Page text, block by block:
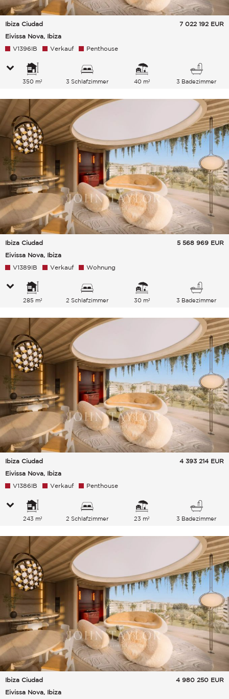
Ibiza Ciudad
Eivissa Nova, Ibiza
7 022 192 EUR
V1396IB Verkauf Penthouse
350 m² 3 Schlafzimmer 40 m² 3 Badezimmer
Ibiza Ciudad
Eivissa Nova, Ibiza
5 568 969 EUR
V1389IB Verkauf Wohnung
285 m² 2 Schlafzimmer 30 m² 3 Badezimmer
Ibiza Ciudad
Eivissa Nova, Ibiza
4 393 214 EUR
V1386IB Verkauf Penthouse
243 m² 2 Schlafzimmer 23 m² 3 Badezimmer
Ibiza Ciudad
Eivissa Nova, Ibiza
4 980 250 EUR